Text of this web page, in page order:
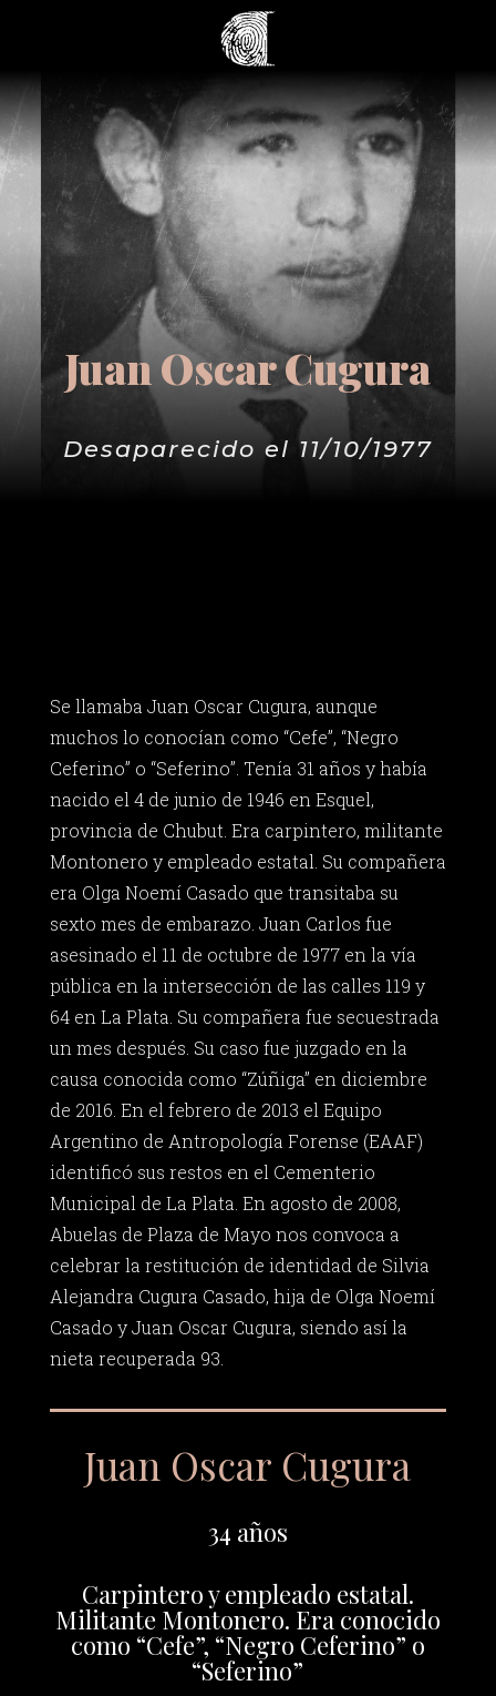
Juan Oscar Cugura
Desaparecido el 11/10/1977
Se llamaba Juan Oscar Cugura, aunque
muchos lo conocían como “Cefe”, “Negro
Ceferino” o “Seferino”. Tenía 31 años y había
nacido el 4 de junio de 1946 en Esquel,
provincia de Chubut. Era carpintero, militante
Montonero y empleado estatal. Su compañera
era Olga Noemí Casado que transitaba su
sexto mes de embarazo. Juan Carlos fue
asesinado el 11 de octubre de 1977 en la vía
pública en la intersección de las calles 119 y
64 en La Plata. Su compañera fue secuestrada
un mes después. Su caso fue juzgado en la
causa conocida como “Zúñiga” en diciembre
de 2016. En el febrero de 2013 el Equipo
Argentino de Antropología Forense (EAAF)
identificó sus restos en el Cementerio
Municipal de La Plata. En agosto de 2008,
Abuelas de Plaza de Mayo nos convoca a
celebrar la restitución de identidad de Silvia
Alejandra Cugura Casado, hija de Olga Noemí
Casado y Juan Oscar Cugura, siendo así la
nieta recuperada 93.
Juan Oscar Cugura
34 años
Carpintero y empleado estatal.
Militante Montonero. Era conocido
como “Cefe”, “Negro Ceferino” o
“Seferino”